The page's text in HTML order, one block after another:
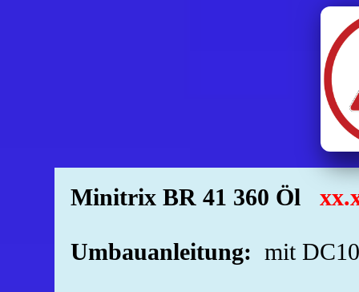
Minitrix BR 41 360 Öl
Umbauanleitung: mit